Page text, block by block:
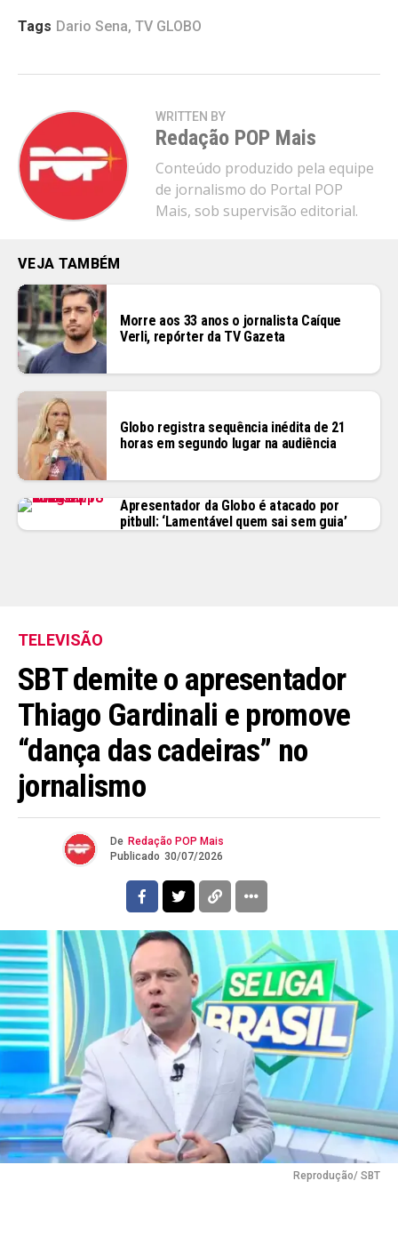
Tags Dario Sena, TV GLOBO
WRITTEN BY
Redação POP Mais
Conteúdo produzido pela equipe
de jornalismo do Portal POP
Mais, sob supervisão editorial.
VEJA TAMBÉM
Morre aos 33 anos o jornalista Caíque
Verli, repórter da TV Gazeta
Globo registra sequência inédita de 21
horas em segundo lugar na audiência
Apresentador da Globo é atacado por
pitbull: ‘Lamentável quem sai sem guia’
TELEVISÃO
SBT demite o apresentador
Thiago Gardinali e promove
“dança das cadeiras” no
jornalismo
De Redação POP Mais
Publicado 30/07/2026
Reprodução/ SBT